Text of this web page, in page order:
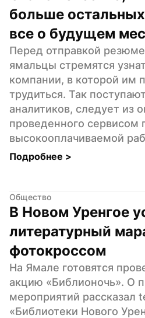
больше остальных
все о будущем
Перед отправкой
ямальцы стремятся
компании, в которой им
трудиться. Так
аналитиков, следует из
проведенного сервисом
высокооплачиваемой
Подробнее >
Общество
В Новом Уренгое
литературный
фотокроссом
На Ямале готовятся
акцию «Библионочь». О
мероприятий рассказал
«Библиотеки Нового